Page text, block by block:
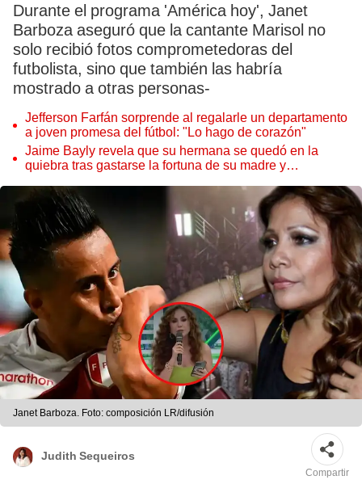
Durante el programa 'América hoy', Janet
Barboza aseguró que la cantante Marisol no
solo recibió fotos comprometedoras del
futbolista, sino que también las habría
mostrado a otras personas-
Jefferson Farfán sorprende al regalarle un departamento
a joven promesa del fútbol: "Lo hago de corazón"
Jaime Bayly revela que su hermana se quedó en la
quiebra tras gastarse la fortuna de su madre y
Janet Barboza. Foto: composición LR/difusión
Judith Sequeiros
Compartir